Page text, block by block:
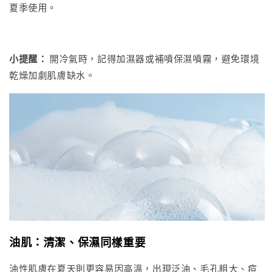
夏季使用。
小提醒： 開冷氣時，記得加濕器或補噴保濕噴霧，避免環境
乾燥加劇肌膚缺水。
油肌：清潔、保濕同樣重要
油性肌膚在夏天則更容易因高溫，出現泛油、毛孔粗大、痘